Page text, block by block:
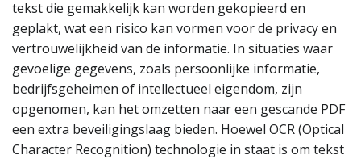
tekst die gemakkelijk kan worden gekopieerd en
geplakt, wat een risico kan vormen voor de privacy en
vertrouwelijkheid van de informatie. In situaties waar
gevoelige gegevens, zoals persoonlijke informatie,
bedrijfsgeheimen of intellectueel eigendom, zijn
opgenomen, kan het omzetten naar een gescande PDF
een extra beveiligingslaag bieden. Hoewel OCR (Optical
Character Recognition) technologie in staat is om tekst